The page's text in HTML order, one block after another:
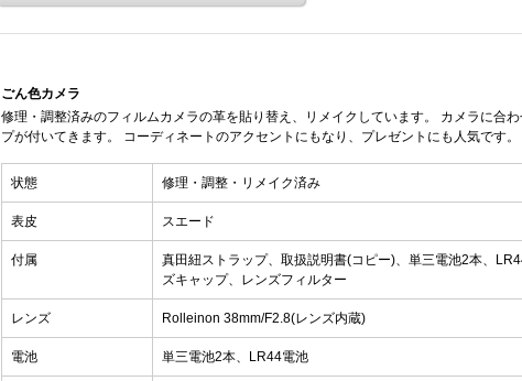
ごん色カメラ
修理・調整済みのフィルムカメラの革を貼り替え、リメイクしています。 カメラに合
プが付いてきます。 コーディネートのアクセントにもなり、プレゼントにも人気です。
状態 修理・調整・リメイク済み
表皮 スエード
付属
真田紐ストラップ、取扱説明書(コピー)、単三電池2本、
ズキャップ、レンズフィルター
レンズ Rolleinon 38mm/F2.8(レンズ内蔵)
電池 単三電池2本、LR44電池